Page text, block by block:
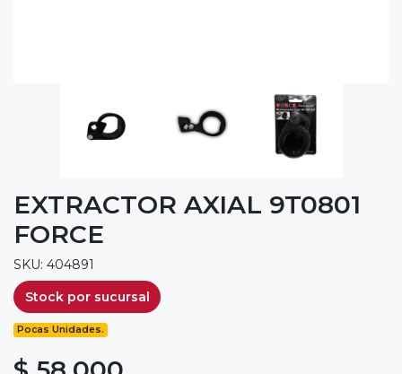
EXTRACTOR AXIAL 9T0801
FORCE
SKU: 404891
Stock por sucursal
Pocas Unidades.